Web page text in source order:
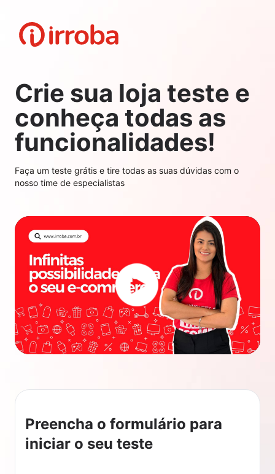
Irroba E-commerce
Crie sua loja teste e
conheça todas as
funcionalidades!
Faça um teste grátis e tire todas as suas dúvidas com o
nosso time de especialistas
Preencha o formulário para
iniciar o seu teste